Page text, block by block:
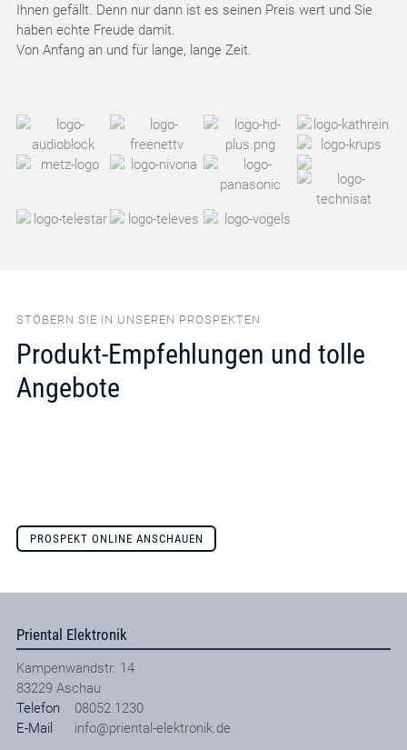
Ihnen gefällt. Denn nur dann ist es seinen Preis wert und Sie
haben echte Freude damit.
Von Anfang an und für lange, lange Zeit.
STÖBERN SIE IN UNSEREN PROSPEKTEN
Produkt-Empfehlungen und tolle
Angebote
PROSPEKT ONLINE ANSCHAUEN
Priental Elektronik
Kampenwandstr. 14
83229 Aschau
Telefon
08052 1230
E-Mail
info@priental-elektronik.de